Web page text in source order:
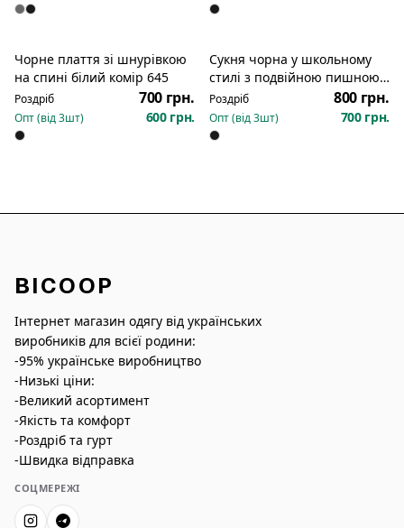
Новинка
Чорне плаття зі шнурівкою
на спині білий комір 645
Роздріб 700 грн.
Опт (від3шт) 600 грн.
Новинка
Сукня чорна у школьному
стилі з подвійною пишною
спідничкою 579
Роздріб 800 грн.
Опт (від3шт) 700 грн.
BICOOP
Інтернет магазин одягу від українських
виробників для всієї родини:
-95% українське виробництво
-Низькі ціни:
-Великий асортимент
-Якість та комфорт
-Роздріб та гурт
-Швидка відправка
СОЦМЕРЕЖІ